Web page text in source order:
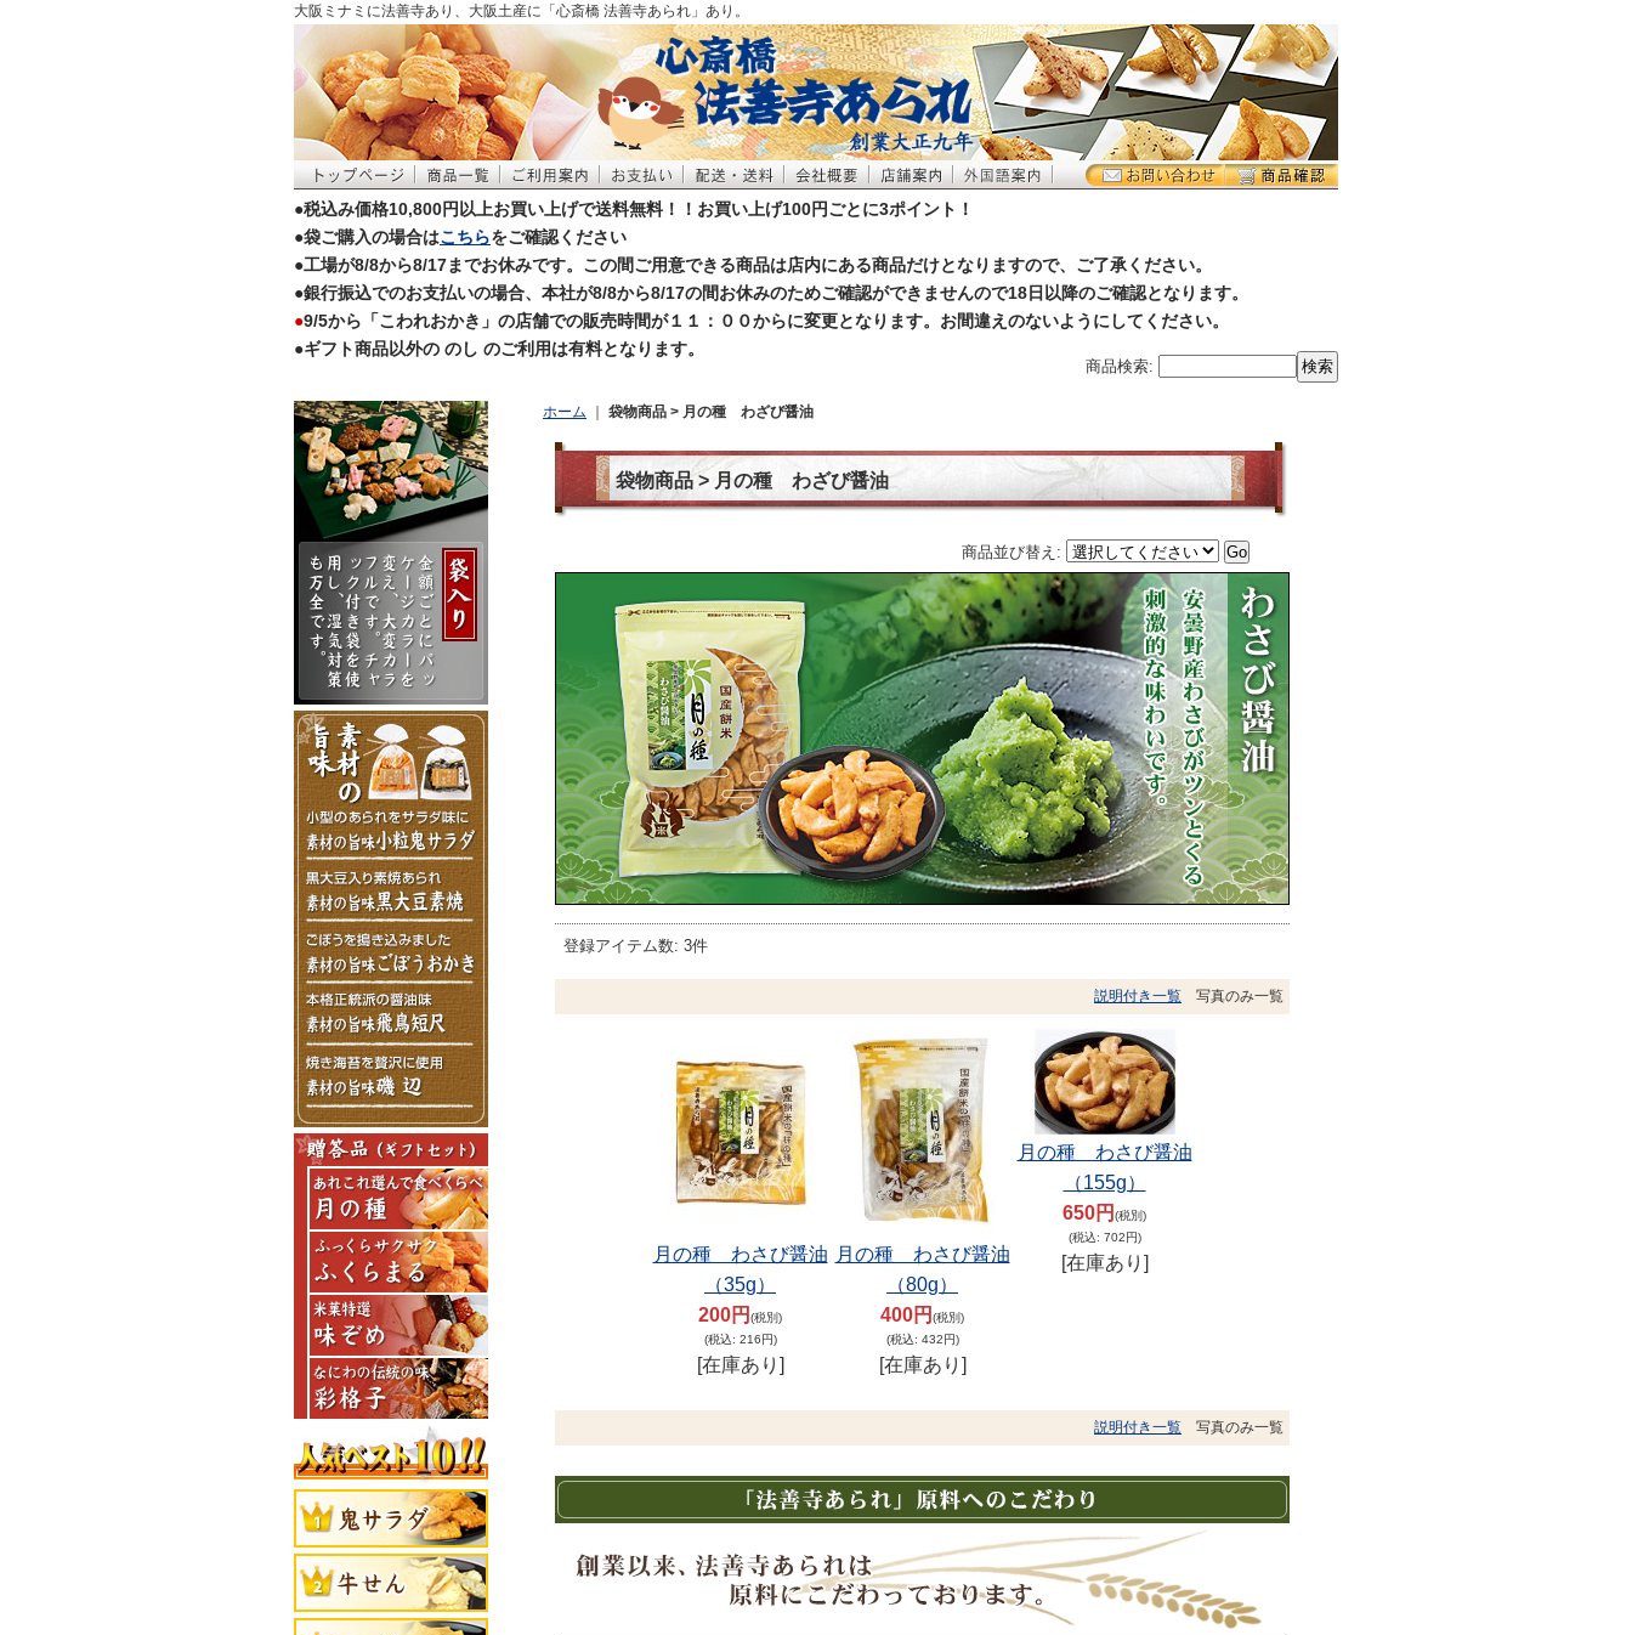
大阪ミナミに法善寺あり、大阪土産に「心斎橋 法善寺あられ」あり。
●税込み価格10,800円以上お買い上げで送料無料！！お買い上げ100円ごとに3ポイント！
●袋ご購入の場合はこちらをご確認ください
●工場が8/8から8/17までお休みです。この間ご用意できる商品は店内にある商品だけとなりますので、ご了承ください。
●銀行振込でのお支払いの場合、本社が8/8から8/17の間お休みのためご確認ができませんので18日以降のご確認となります。
●9/5から「こわれおかき」の店舗での販売時間が１１：００からに変更となります。お間違えのないようにしてください。
●ギフト商品以外の のし のご利用は有料となります。
商品検索:
ホーム 袋物商品 > 月の種 わざび醤油
袋物商品 > 月の種 わざび醤油
商品並び替え :
登録アイテム数: 3件
説明付き一覧 写真のみ一覧
月の種 わさび醤油
（35g）
200円 (税別)
(税込: 216円)
[在庫あり]
月の種 わさび醤油
（80g）
400円 (税別)
(税込: 432円)
[在庫あり]
月の種 わさび醤油
（155g）
650円 (税別)
(税込: 702円)
[在庫あり]
説明付き一覧 写真のみ一覧